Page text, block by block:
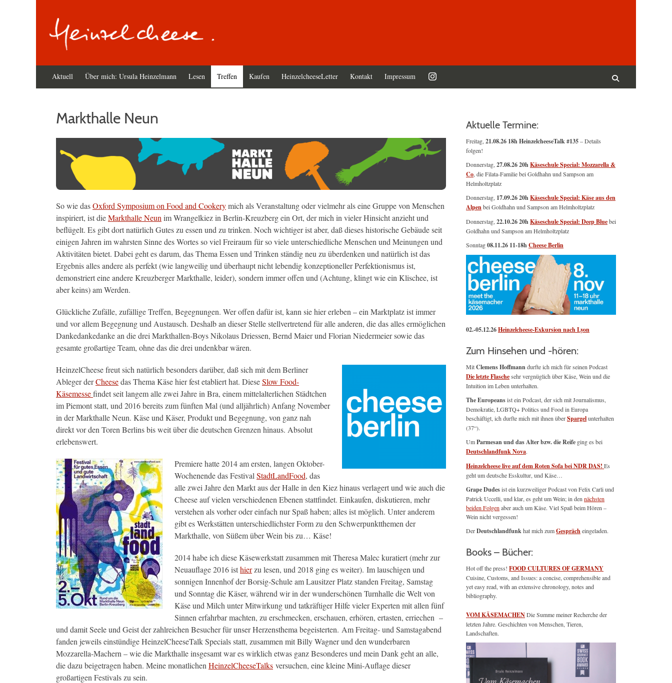
Primäres
Menü
Aktuell Über mich: Ursula Heinzelmann Lesen Treffen Kaufen HeinzelcheeseLetter Kontakt Impressum
Markthalle Neun
So wie dasOxford Symposium on Food and Cookerymich als Veranstaltung oder vielmehr als eine Gruppe von Menschen
inspiriert, ist dieMarkthalle Neun im Wrangelkiez in Berlin-Kreuzberg ein Ort, der mich in vieler Hinsicht anzieht und
beflügelt. Es gibt dort natürlich Gutes zu essen und zu trinken. Noch wichtiger ist aber, daß dieses historische Gebäude seit
einigen Jahren im wahrsten Sinne des Wortes so viel Freiraum für so viele unterschiedliche Menschen und Meinungen und
Aktivitäten bietet. Dabei geht es darum, das Thema Essen und Trinken ständig neu zu überdenken und natürlich ist das
Ergebnis alles andere als perfekt (wie langweilig und überhaupt nicht lebendig konzeptioneller Perfektionismus ist,
demonstriert eine andere Kreuzberger Markthalle, leider), sondern immer offen und (Achtung, klingt wie ein Klischee, ist
aber keins) am Werden.
Glückliche Zufälle, zufällige Treffen, Begegnungen. Wer offen dafür ist, kann sie hier erleben – ein Marktplatz ist immer
und vor allem Begegnung und Austausch. Deshalb an dieser Stelle stellvertretend für alle anderen, die das alles ermöglichen
Dankedankedanke an die drei Markthallen-Boys Nikolaus Driessen, Bernd Maier und Florian Niedermeier sowie das
gesamte großartige Team, ohne das die drei undenkbar wären.
HeinzelCheese freut sich natürlich besonders darüber, daß sich mit dem Berliner
Ableger derCheesedas Thema Käse hier fest etabliert hat. DieseSlow Food-
Käsemessefindet seit langem alle zwei Jahre in Bra, einem mittelalterlichen Städtchen
im Piemont statt, und 2016 bereits zum fünften Mal (und alljährlich) Anfang November
in der Markthalle Neun. Käse und Käser, Produkt und Begegnung, von ganz nah
direkt vor den Toren Berlins bis weit über die deutschen Grenzen hinaus. Absolut
erlebenswert.
Premiere hatte 2014 am ersten, langen Oktober-
Wochenende das Festival StadtLandFood, das
alle zwei Jahre den Markt aus der Halle in den Kiez hinaus verlagert und wie auch die
Cheese auf vielen verschiedenen Ebenen stattfindet. Einkaufen, diskutieren, mehr
verstehen als vorher oder einfach nur Spaß haben; alles ist möglich. Unter anderem
gibt es Werkstätten unterschiedlichster Form zu den Schwerpunktthemen der
Markthalle, von Süßem über Wein bis zu… Käse!
2014 habe ich diese Käsewerkstatt zusammen mit Theresa Malec kuratiert (mehr zur
Neuauflage 2016 isthierzu lesen, und 2018 ging es weiter). Im lauschigen und
sonnigen Innenhof der Borsig-Schule am Lausitzer Platz standen Freitag, Samstag
und Sonntag die Käser, während wir in der wunderschönen Turnhalle die Welt von
Käse und Milch unter Mitwirkung und tatkräftiger Hilfe vieler Experten mit allen fünf
Sinnen erfahrbar machten, zu erschmecken, erschauen, erhören, ertasten, erriechen –
und damit Seele und Geist der zahlreichen Besucher für unser Herzensthema begeisterten. Am Freitag- und Samstagabend
fanden jeweils einstündige HeinzelCheeseTalk Specials statt, zusammen mit Billy Wagner und den wunderbaren
Mozzarella-Machern – wie die Markthalle insgesamt war es wirklich etwas ganz Besonderes und mein Dank geht an alle,
die dazu beigetragen haben. Meine monatlichen HeinzelCheeseTalks versuchen, eine kleine Mini-Auflage dieser
großartigen Festivals zu sein.
Aktuelle Termine:
Freitag, 21.08.26 18h HeinzelcheeseTalk #135– Details
folgen!
Donnerstag, 27.08.26 20hKäseschule Special: Mozzarella &
Co , die Filata-Familie bei Goldhahn und Sampson am
Helmholtzplatz
Donnerstag, 17.09.26 20hKäseschule Special: Käse aus den
Alpenbei Goldhahn und Sampson am Helmholtzplatz
Donnerstag, 22.10.26 20hKäseschule Special: Deep Bluebei
Goldhahn und Sampson am Helmholtzplatz
Sonntag08.11.26 11-18hCheese Berlin
02.-05.12.26Heinzelcheese-Exkursion nach Lyon
Zum Hinsehen und -hören:
MitClemens Hoffmanndurfte ich mich für seinen Podcast
Die letzte Flaschesehr vergnüglich über Käse, Wein und die
Intuition im Leben unterhalten.
The Europeansist ein Podcast, der sich mit Journalismus,
Demokratie, LGBTQ+ Politics und Food in Europa
beschäftigt, ich durfte mich mit ihnen überSpargelunterhalten
(37“).
UmParmesan und das Alter bzw. die Reife ging es bei
Deutschlandfunk Nova.
Heinzelcheese live auf dem Roten Sofa bei NDR DAS! Es
geht um deutsche Esskultur, und Käse…
Grape Dudesist ein kurzweiliger Podcast von Felix Carli und
Patrick Uccelli, und klar, es geht um Wein; in den nächsten
beiden Folgen aber auch um Käse. Viel Spaß beim Hören –
Wein nicht vergessen!
DerDeutschlandfunkhat mich zumGesprächeingeladen.
Books – Bücher:
Hot off the press! FOOD CULTURES OF GERMANY
Cuisine, Customs, and Issues: a concise, comprehensible and
yet easy read, with an extensive chronology, notes and
bibliography.
VOM KÄSEMACHENDie Summe meiner Recherche der
letzten Jahre. Geschichten von Menschen, Tieren,
Landschaften.